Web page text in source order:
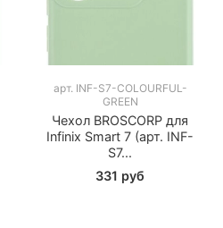
арт. INF-S7-COLOURFUL-
GREEN
Чехол BROSCORP для
Infinix Smart 7 (арт. INF-
S7...
331 руб